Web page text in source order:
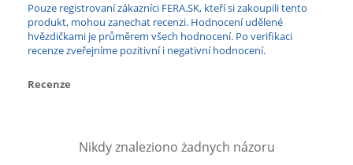
Pouze registrovaní zákazníci FERA.SK, kteří si zakoupili tento
produkt, mohou zanechat recenzi. Hodnocení udělené
hvězdičkami je průměrem všech hodnocení. Po verifikaci
recenze zveřejníme pozitivní i negativní hodnocení.
Recenze
Nikdy znaleziono żadnych názoru